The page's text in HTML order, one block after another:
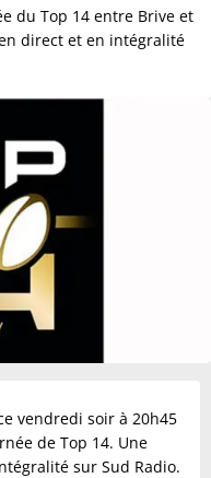
du Top 14 entre Brive et
direct et en intégralité
vendredi soir à 20h45
de Top 14. Une
sur Sud Radio.